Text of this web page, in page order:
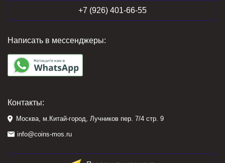
+7 (926) 401-66-55
Написать в мессенджеры:
Контакты:
Москва, м.Китай-город, Лучников пер. 7/4 стр. 9
info@coins-mos.ru